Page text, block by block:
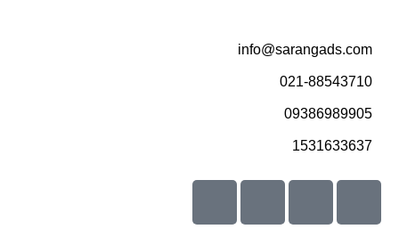
info@sarangads.com
021-88543710
09386989905
1531633637